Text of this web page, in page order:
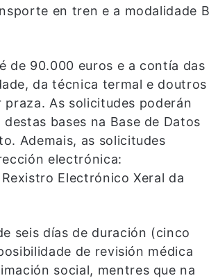
en tren e a modalidade B
de 90.000 euros e a contía das
da técnica termal e doutros
As solicitudes poderán
bases na Base de Datos
Ademais, as solicitudes
electrónica:
Electrónico Xeral da
seis días de duración (cinco
de revisión médica
social, mentres que na